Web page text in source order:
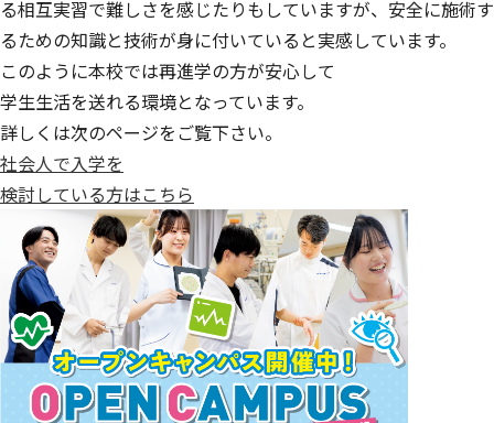
る相互実習で難しさを感じたりもしていますが、安全に施術す
るための知識と技術が身に付いていると実感しています。
このように本校では再進学の方が安心して
学生生活を送れる環境となっています。
詳しくは次のページをご覧下さい。
社会人で入学を
検討している方はこちら